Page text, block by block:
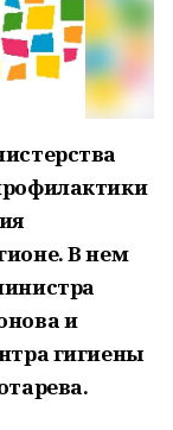
В нем
и
гигиены